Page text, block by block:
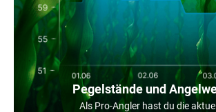
Pegelstände und
Als Pro-Angler hast du die